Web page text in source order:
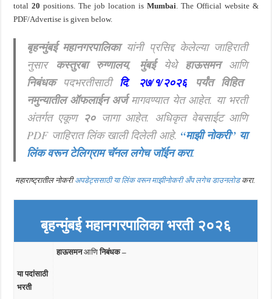
total 20 positions. The job location isMumbai . The Official website &
PDF/Advertise is given below.
बृहन्मुंबई महानगरपालिका यांनी प्रसिद्द केलेल्या जाहिराती
नुसार कस्तुरबा रुग्णालय, मुंबई येथेहाऊसमन आणि
निबंधक पदभरतीसाठी दि. २७/१/२०२६
पर्यंत विहित
नमुन्यातील ऑफलाईन अर्जमागवण्यात येत आहेत. या भरती
अंतर्गत एकूण २० जागा आहेत. अधिकृत वेबसाईट आणि
PDF जाहिरात लिंक खाली दिलेली आहे. “माझी नोकरी” या
लिंक वरून टेलिग्राम चॅनल लगेच जॉईन करा.
महाराष्ट्रातील नोकरीअपडेट्ससाठी या लिंक वरून माझीनोकरी अँप लगेच डाउनलोडकरा.
बृहन्मुंबई महानगरपालिका भरती २०२६
या पदांसाठी
भरती
हाऊसमनआणिनिबंधक –